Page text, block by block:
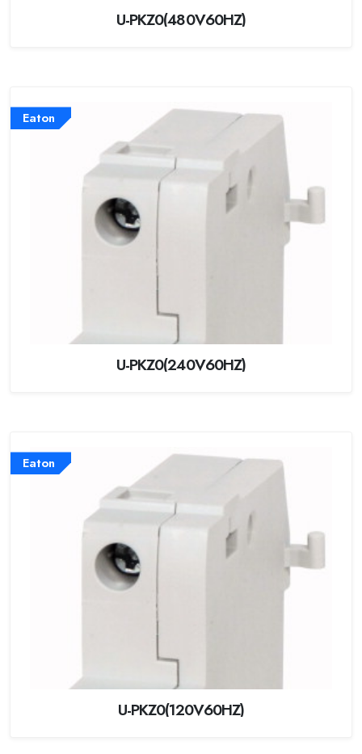
U-PKZ0(480V60HZ)
Eaton
U-PKZ0(240V60HZ)
Eaton
U-PKZ0(120V60HZ)